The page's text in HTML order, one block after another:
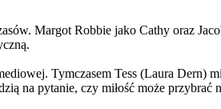
Margot Robbie jako Cathy oraz
Tymczasem Tess (Laura Dern)
na pytanie, czy miłość może przybrać